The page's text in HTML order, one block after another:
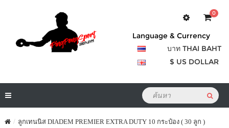
0
Language & Currency
บาท THAI BAHT
$ US DOLLAR
ลูกเทนนิส DIADEM PREMIER EXTRA DUTY 10 กระป๋อง ( 30 ลูก )